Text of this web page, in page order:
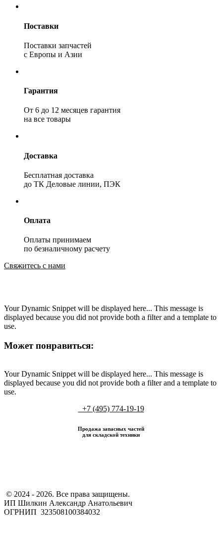
Поставки
Поставки запчастей
с Европы и Азии
Гарантия
От 6 до 12 месяцев гарантия
на все товары
Доставка
Бесплатная доставка
до ТК Деловые линии, ПЭК
Оплата
Оплаты принимаем
по безналичному расчету
Свяжитесь с нами
Your Dynamic Snippet will be displayed here... This message is
displayed because you did not provide both a filter and a template to
use.
Может понравиться:
Your Dynamic Snippet will be displayed here... This message is
displayed because you did not provide both a filter and a template to
use.
+7 (495) 774-19-19
Продажа запасных частей
для складской техники
​ © 2024 - 2026. Все права защищены.
ИП Шилкин Александр Анатольевич
ОГРНИП 323508100384032